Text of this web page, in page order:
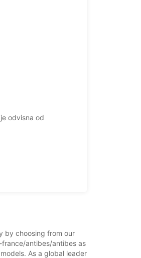
odvisna od
by choosing from our
antibes/antibes as
As a global leader